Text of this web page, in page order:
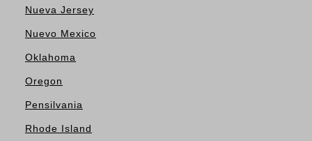
Nueva Jersey
Nuevo Mexico
Oklahoma
Oregon
Pensilvania
Rhode Island